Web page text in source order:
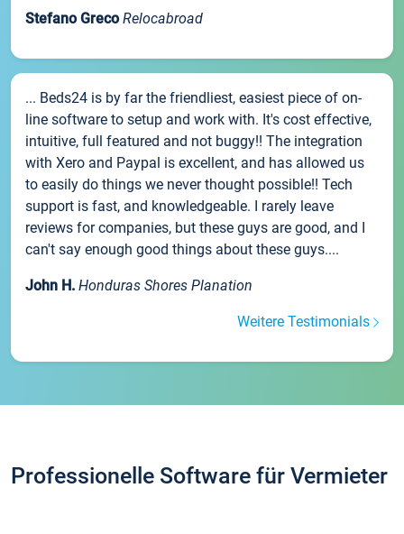
Stefano Greco Relocabroad
... Beds24 is by far the friendliest, easiest piece of on-
line software to setup and work with. It's cost effective,
intuitive, full featured and not buggy!! The integration
with Xero and Paypal is excellent, and has allowed us
to easily do things we never thought possible!! Tech
support is fast, and knowledgeable. I rarely leave
reviews for companies, but these guys are good, and I
can't say enough good things about these guys....
John H. Honduras Shores Planation
Weitere Testimonials
Professionelle Software für Vermieter